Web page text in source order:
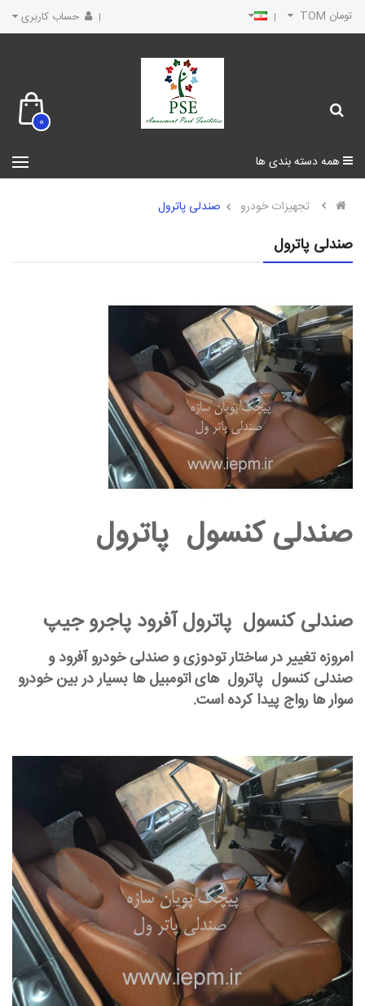
تومان TOM حساب کاربری
0
تجهیزات خودرو صندلی پاترول
صندلی پاترول
صندلی کنسول پاترول
صندلی کنسول پاترولآفرود پاجرو جیپ
امروزه تغییر در ساختار تودوزی و صندلی خودرو آفرود و
صندلی کنسول پاترول های اتومبیل ها بسیار در بین خودرو
سوار ها رواج پیدا کرده است.